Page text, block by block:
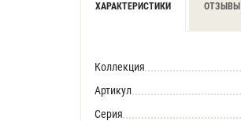
ХАРАКТЕРИСТИКИ ОТЗЫВЫ
Коллекция
Артикул
Серия